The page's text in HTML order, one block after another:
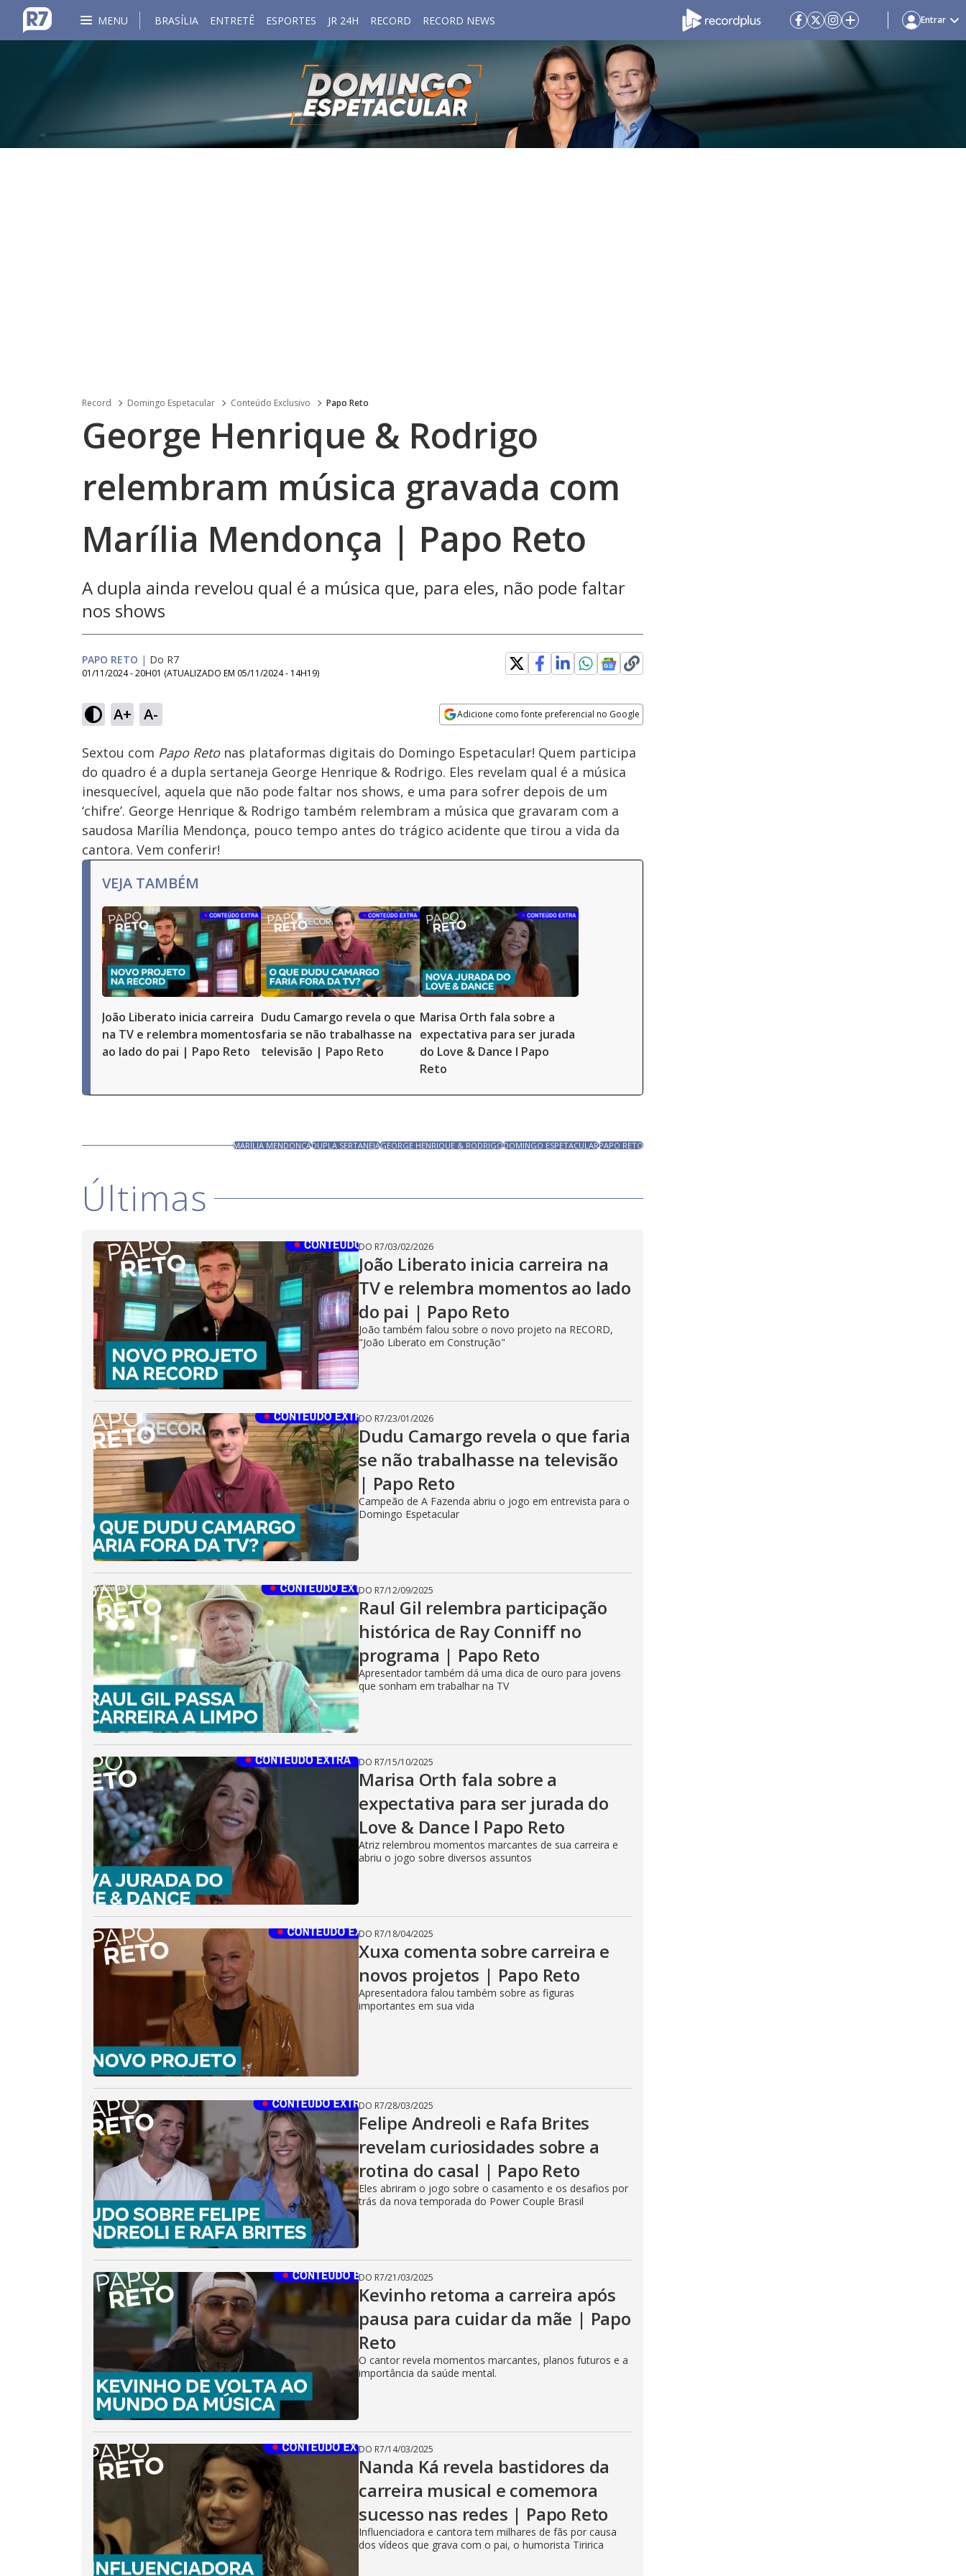
MENU BRASÍLIA ENTRETÊ ESPORTES JR 24H RECORD RECORD NEWS Entrar
Record Domingo Espetacular Conteúdo Exclusivo Papo Reto
George Henrique & Rodrigo
relembram música gravada com
Marília Mendonça | Papo Reto
A dupla ainda revelou qual é a música que, para eles, não pode faltar
nos shows
PAPO RETO | Do R7
01/11/2024 - 20H01 (ATUALIZADO EM 05/11/2024 - 14H19)
A+ A- Adicione como fonte preferencial no Google
Ativar
Som
23.00%
Velocidade
Sextou com Papo Retonas plataformas digitais do Domingo Espetacular! Quem participa
do quadro é a dupla sertaneja George Henrique & Rodrigo. Eles revelam qual é a música
inesquecível, aquela que não pode faltar nos shows, e uma para sofrer depois de um
‘chifre’. George Henrique & Rodrigo também relembram a música que gravaram com a
saudosa Marília Mendonça, pouco tempo antes do trágico acidente que tirou a vida da
cantora. Vem conferir!
VEJA TAMBÉM
João Liberato inicia carreira
na TV e relembra momentos
ao lado do pai | Papo Reto
Dudu Camargo revela o que
faria se não trabalhasse na
televisão | Papo Reto
Marisa Orth fala sobre a
expectativa para ser jurada
do Love & Dance l Papo
Reto
MARÍLIA MENDONÇADUPLA SERTANEJAGEORGE HENRIQUE & RODRIGODOMINGO ESPETACULARPAPO RETO
Últimas
DO R7/03/02/2026
João Liberato inicia carreira na
TV e relembra momentos ao lado
do pai | Papo Reto
João também falou sobre o novo projeto na RECORD,
"João Liberato em Construção"
DO R7/23/01/2026
Dudu Camargo revela o que faria
se não trabalhasse na televisão
| Papo Reto
Campeão de A Fazenda abriu o jogo em entrevista para o
Domingo Espetacular
DO R7/12/09/2025
Raul Gil relembra participação
histórica de Ray Conniff no
programa | Papo Reto
Apresentador também dá uma dica de ouro para jovens
que sonham em trabalhar na TV
DO R7/15/10/2025
Marisa Orth fala sobre a
expectativa para ser jurada do
Love & Dance l Papo Reto
Atriz relembrou momentos marcantes de sua carreira e
abriu o jogo sobre diversos assuntos
DO R7/18/04/2025
Xuxa comenta sobre carreira e
novos projetos | Papo Reto
Apresentadora falou também sobre as figuras
importantes em sua vida
DO R7/28/03/2025
Felipe Andreoli e Rafa Brites
revelam curiosidades sobre a
rotina do casal | Papo Reto
Eles abriram o jogo sobre o casamento e os desafios por
trás da nova temporada do Power Couple Brasil
DO R7/21/03/2025
Kevinho retoma a carreira após
pausa para cuidar da mãe | Papo
Reto
O cantor revela momentos marcantes, planos futuros e a
importância da saúde mental.
DO R7/14/03/2025
Nanda Ká revela bastidores da
carreira musical e comemora
sucesso nas redes | Papo Reto
Influenciadora e cantora tem milhares de fãs por causa
dos vídeos que grava com o pai, o humorista Tiririca